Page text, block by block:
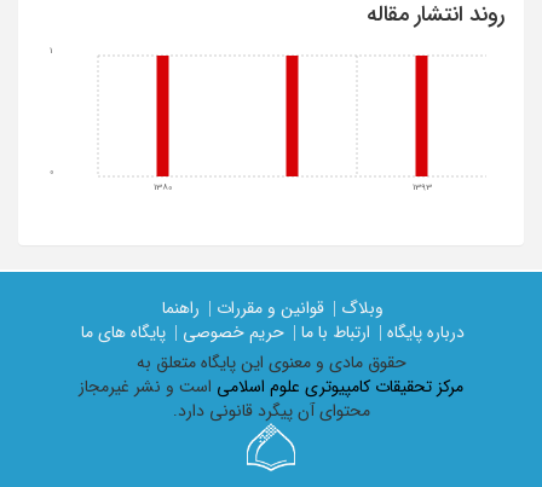
روند انتشار مقاله
1380 1393
0
1
وبلاگ | قوانین و مقررات |
راهنما
درباره پایگاه |
ارتباط با ما | حریم خصوصی |
پایگاه های ما
حقوق مادی و معنوی اين پايگاه متعلق به
مرکز تحقیقات کامپیوتری علوم اسلامی است و نشر غیرمجاز
محتوای آن پیگرد قانونی دارد.